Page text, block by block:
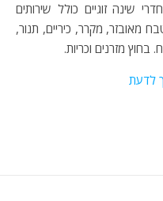
ביאכטות: שני סלונים, פנים וחוץ. 4 חדרי שינה זוגיים כולל שירותים
מאובזר, מקרר, כיריים, תנור,
בחוץ מזרנים וכריות.
לדעת